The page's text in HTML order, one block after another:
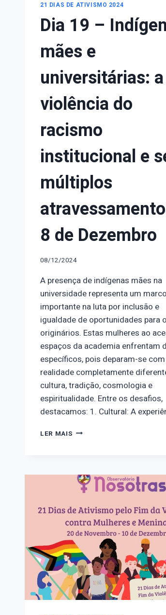
21 DIAS DE ATIVISMO 2024
Dia 19 –
mães e
universitárias: a
violência do
racismo
institucional e
múltiplos
8 de Dezembro
08/12/2024
A presença de indígenas mães na
universidade representa um marco
importante na luta por inclusão e
igualdade de oportunidades para
originários. Estas mulheres ao
espaços da academia enfrentam
específicos, pois deparam-se
realidade completamente
cultura, tradição, cosmologia e
espiritualidade. Entre os desafios,
destacamos: 1. Cultural: A
LER MAIS DIA
UNIVERSITÁRIAS:
VIOLÊNCIA
DO
RACISMO
INSTITUCIONAL
E
SEUS
MÚLTIPLOS
ATRAVESSAMENTOS
–